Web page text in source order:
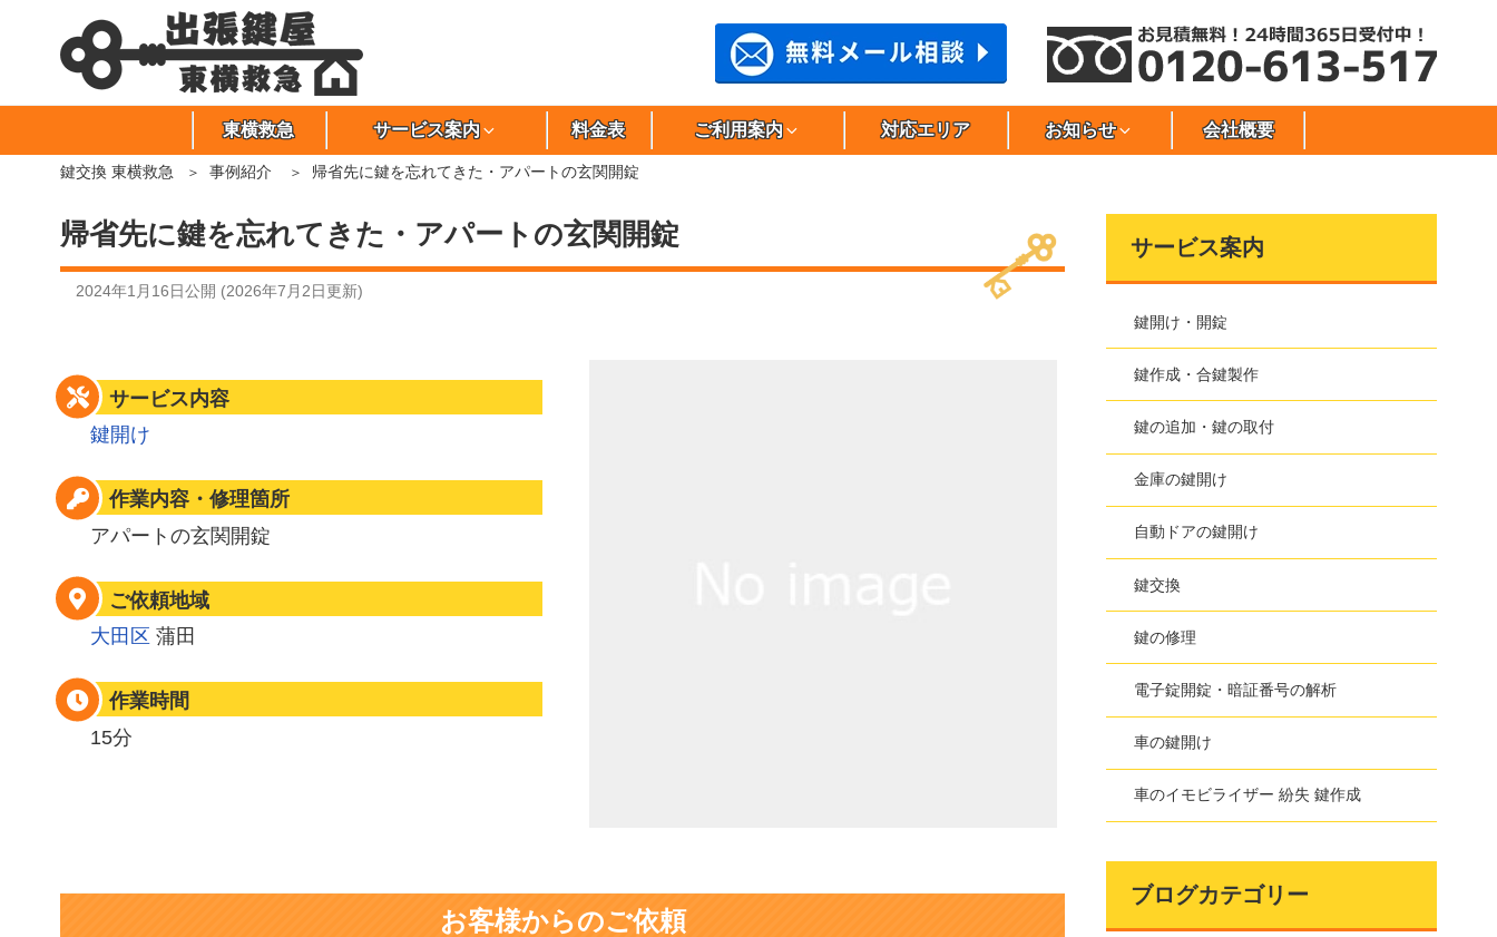
東横救急 サービス案内 料金表 ご利用案内 対応エリア お知らせ 会社概要
鍵交換 東横救急 事例紹介 帰省先に鍵を忘れてきた・アパートの玄関開錠
帰省先に鍵を忘れてきた・アパートの玄関開錠
2024年1月16日公開 (2026年7月2日更新)
サービス内容
鍵開け
作業内容・修理箇所
アパートの玄関開錠
ご依頼地域
大田区 蒲田
作業時間
15分
お客様からのご依頼
サービス案内
鍵開け・開錠
鍵作成・合鍵製作
鍵の追加・鍵の取付
金庫の鍵開け
自動ドアの鍵開け
鍵交換
鍵の修理
電子錠開錠・暗証番号の解析
車の鍵開け
車のイモビライザー 紛失 鍵作成
ブログカテゴリー